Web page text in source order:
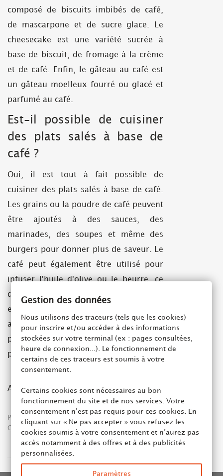
composé de biscuits imbibés de café,
de mascarpone et de sucre glace. Le
cheesecake est une variété sucrée à
base de biscuit, de fromage à la crème
et de café. Enfin, le gâteau au café est
un gâteau moelleux fourré ou glacé et
parfumé au café.
Est-il possible de cuisiner
des plats salés à base de
café ?
Oui, il est tout à fait possible de
cuisiner des plats salés à base de café.
Les grains ou la poudre de café peuvent
être ajoutés à des sauces, des
marinades, des soupes et même des
burgers pour donner plus de saveur. Le
café peut également être utilisé pour
infuser l'huile d'olive ou le beurre, ce
qui permet d'obtenir une saveur unique
et subtile. Enfin, le café peut même être
ajouté à des plats de poulet ou de
poisson pour les parfumer et les rendre
plus savoureux.
Article rédigé par Mehdi deCurashop
Posté sur par
Mehdi Colin
Culture du café
Article précédent
Gestion des données
Nous utilisons des traceurs (tels que les cookies)
pour inscrire et/ou accéder à des informations
stockées sur votre terminal (ex : pages consultées,
heure de connexion...). Le fonctionnement de
certains de ces traceurs est soumis à votre
consentement.
Certains cookies sont nécessaires au bon
fonctionnement du site et de nos services. Votre
consentement n’est pas requis pour ces cookies. En
cliquant sur « Ne pas accepter » vous refusez les
cookies soumis à votre consentement et n’aurez pas
accès notamment à des offres et à des publicités
personnalisées.
Paramètres